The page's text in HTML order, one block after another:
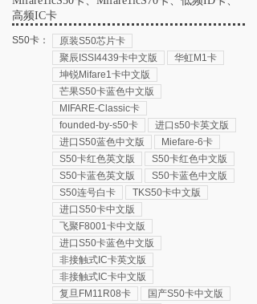
高频IC卡
S50卡：
原装S50芯片卡
聚辰ISSI4439卡中文版
华虹M1卡
坤锐Mifare1卡中文版
芒果S50卡蓝色中文版
MIFARE-Classic卡
founded-by-s50卡
进口s50卡英文版
进口S50蓝色中文版
Miefare-6卡
S50卡红色英文版
S50卡红色中文版
S50卡蓝色英文版
S50卡蓝色中文版
S50连号白卡
TKS50卡中文版
进口S50卡中文版
飞聚F8001卡中文版
进口S50卡蓝色中文版
非接触式IC卡英文版
非接触式IC卡中文版
复旦FM11R08卡
国产S50卡中文版